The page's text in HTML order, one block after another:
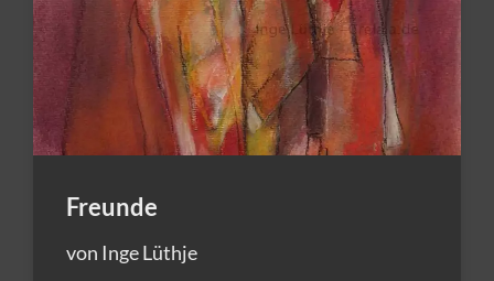
Freunde
von Inge Lüthje